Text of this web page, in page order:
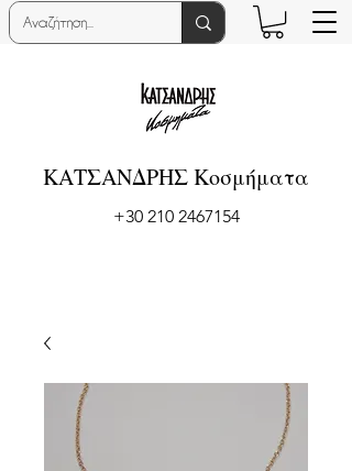
ΚΑΤΣΑΝΔΡΗΣ Κοσμήματα
+30 210 2467154